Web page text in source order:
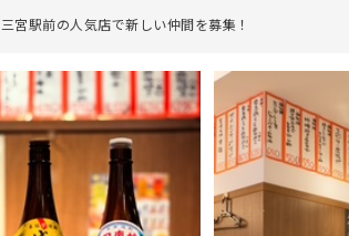
三宮駅前の人気店で新しい仲間を募集！